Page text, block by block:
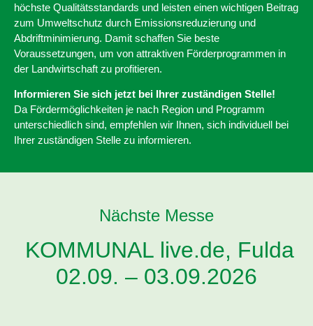
höchste Qualitätsstandards und leisten einen wichtigen Beitrag
zum Umweltschutz durch Emissionsreduzierung und
Abdriftminimierung. Damit schaffen Sie beste
Voraussetzungen, um von attraktiven Förderprogrammen in
der Landwirtschaft zu profitieren.
Informieren Sie sich jetzt bei Ihrer zuständigen Stelle!
Da Fördermöglichkeiten je nach Region und Programm
unterschiedlich sind, empfehlen wir Ihnen, sich individuell bei
Ihrer zuständigen Stelle zu informieren.
Nächste Messe
KOMMUNAL live.de, Fulda
02.09. – 03.09.2026